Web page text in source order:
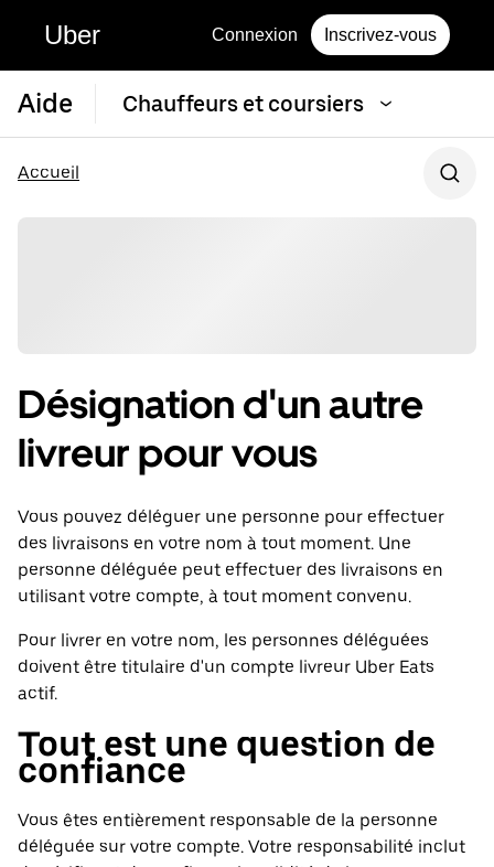
Uber Connexion Inscrivez-vous
Aide Chauffeurs et coursiers
Accueil
Désignation d'un autre
livreur pour vous
Vous pouvez déléguer une personne pour effectuer
des livraisons en votre nom à tout moment. Une
personne déléguée peut effectuer des livraisons en
utilisant votre compte, à tout moment convenu.
Pour livrer en votre nom, les personnes déléguées
doivent être titulaire d'un compte livreur Uber Eats
actif.
Tout est une question de
confiance
Vous êtes entièrement responsable de la personne
déléguée sur votre compte. Votre responsabilité inclut